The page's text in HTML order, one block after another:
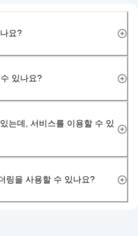
요?
있나요?
는데, 서비스를 이용할 수 있
링을 사용할 수 있나요?